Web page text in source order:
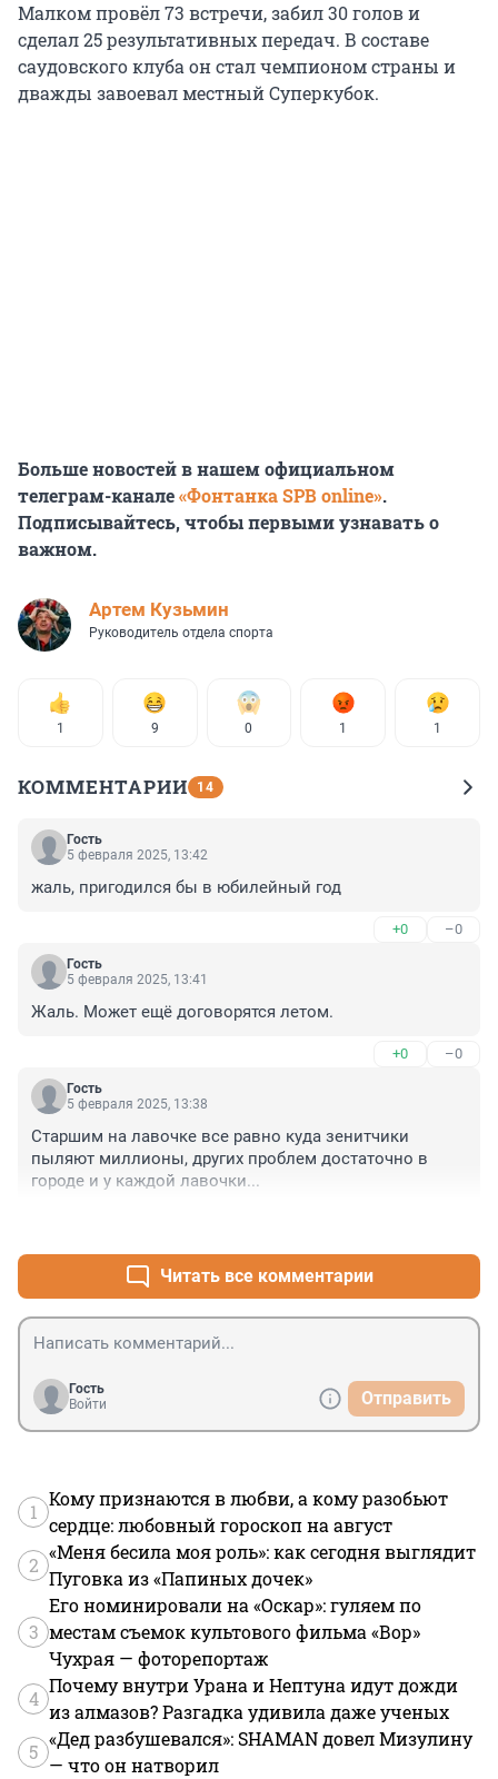
Малком провёл 73 встречи, забил 30 голов и
сделал 25 результативных передач. В составе
саудовского клуба он стал чемпионом страны и
дважды завоевал местный Суперкубок.
Больше новостей в нашем официальном
телеграм-канале«Фонтанка SPB online».
Подписывайтесь, чтобы первыми узнавать о
важном.
Артем Кузьмин
Руководитель отдела спорта
1 9 0 1 1
КОММЕНТАРИИ 14
Гость
5 февраля 2025, 13:42
жаль, пригодился бы в юбилейный год
+0 –0
Гость
5 февраля 2025, 13:41
Жаль. Может ещё договорятся летом.
+0 –0
Гость
5 февраля 2025, 13:38
Старшим на лавочке все равно куда зенитчики
пыляют миллионы, других проблем достаточно в
городе и у каждой лавочки...
Читать все комментарии
Гость
Войти
Отправить
1
Кому признаются в любви, а кому разобьют
сердце: любовный гороскоп на август
2
«Меня бесила моя роль»: как сегодня выглядит
Пуговка из «Папиных дочек»
3
Его номинировали на «Оскар»: гуляем по
местам съемок культового фильма «Вор»
Чухрая — фоторепортаж
4
Почему внутри Урана и Нептуна идут дожди
из алмазов? Разгадка удивила даже ученых
5
«Дед разбушевался»: SHAMAN довел Мизулину
— что он натворил